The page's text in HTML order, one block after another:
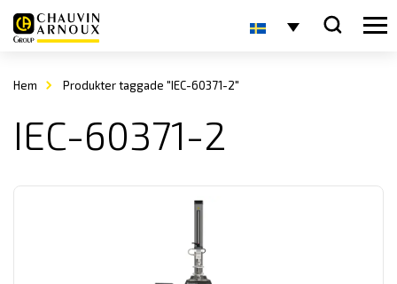
Hem Produkter taggade "IEC-60371-2"
IEC-60371-2